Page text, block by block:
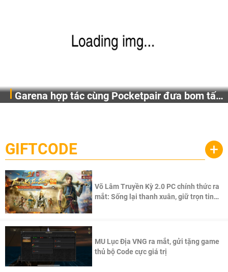
Garena hợp tác cùng Pocketpair đưa bom tấn
cầu, theo giấy phép chính thức từ công ty game Nhật Bản
Pocketpair, Inc.
GIFTCODE +
Võ Lâm Truyền Kỳ 2.0 PC chính thức ra
mắt: Sống lại thanh xuân, giữ trọn tinh
MU Lục Địa VNG ra mắt, gửi tặng game
thủ bộ Code cực giá trị